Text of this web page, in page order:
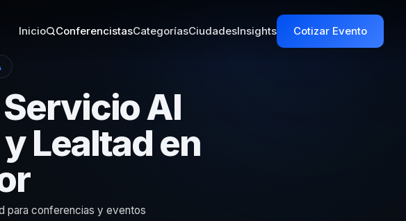
Inicio ConferencistasCategoríasCiudadesInsights Cotizar Evento
Al
Lealtad en
para conferencias y eventos